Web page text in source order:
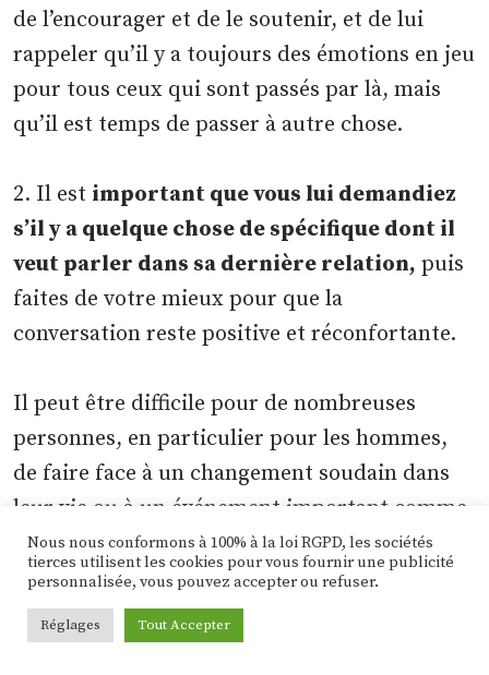
de l’encourager et de le soutenir, et de lui
rappeler qu’il y a toujours des émotions en jeu
pour tous ceux qui sont passés par là, mais
qu’il est temps de passer à autre chose.
2. Il est important que vous lui demandiez
s’il y a quelque chose de spécifique dont il
veut parler dans sa dernière relation, puis
faites de votre mieux pour que la
conversation reste positive et réconfortante.
Il peut être difficile pour de nombreuses
personnes, en particulier pour les hommes,
de faire face à un changement soudain dans
leur vie ou à un événement important comme
une rupture.
3.Si un homme veut parler de son ex, la
meilleure chose à faire est de lui laisser
Nous nous conformons à 100% à la loi RGPD, les sociétés
tierces utilisent les cookies pour vous fournir une publicité
personnalisée, vous pouvez accepter ou refuser.
Réglages Tout Accepter